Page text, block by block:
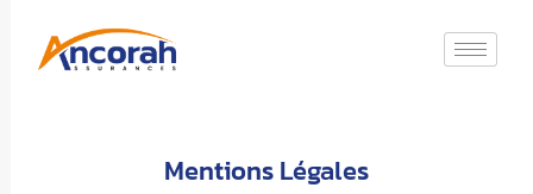
Mentions Légales